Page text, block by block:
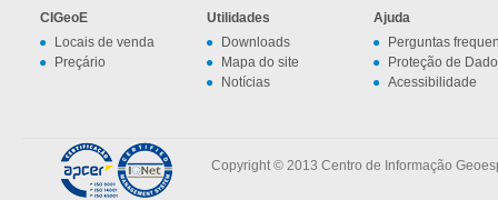
CIGeoE
Locais de venda
Preçário
Utilidades
Downloads
Mapa do site
Notícias
Ajuda
Perguntas
Proteção de
Acessibilidade
Copyright © 2013 Centro de Informação